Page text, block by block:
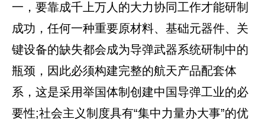
一，要靠成千上万人的大力协同工作才能研制
成功，任何一种重要原材料、基础元器件、关
键设备的缺失都会成为导弹武器系统研制中的
瓶颈，因此必须构建完整的航天产品配套体
系，这是采用举国体制创建中国导弹工业的必
要性;社会主义制度具有“集中力量办大事”的优